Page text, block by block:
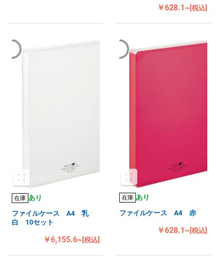
￥628.1~[税込]
在庫 あり
ファイルケース A4 乳
白 10セット
￥6,155.6~[税込]
在庫 あり
ファイルケース A4 赤
￥628.1~[税込]